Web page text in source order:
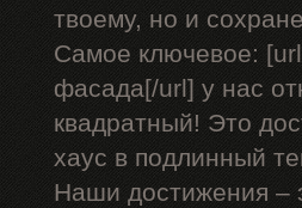
твоему, но и
Самое ключевое:
фасада[/url] у нас
квадратный! Это
хаус в подлинный
Наши достижения –